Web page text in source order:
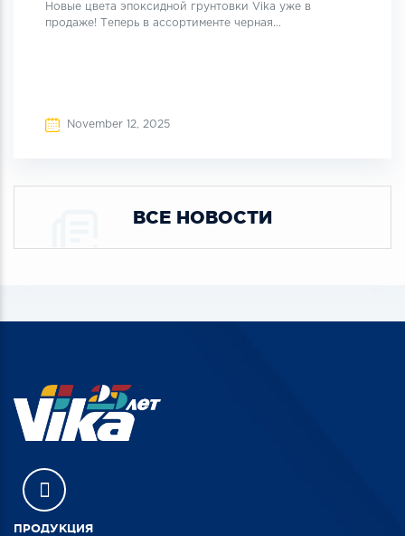
Новые цвета эпоксидной грунтовки Vika уже в
продаже! Теперь в ассортименте черная...
November 12, 2025
ВСЕ НОВОСТИ
ПРОДУКЦИЯ